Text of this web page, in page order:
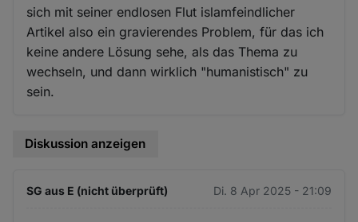
sich mit seiner endlosen Flut islamfeindlicher
Artikel also ein gravierendes Problem, für das ich
keine andere Lösung sehe, als das Thema zu
wechseln, und dann wirklich "humanistisch" zu
sein.
Diskussion anzeigen
SG aus E (nicht überprüft) Di. 8 Apr 2025 - 21:09